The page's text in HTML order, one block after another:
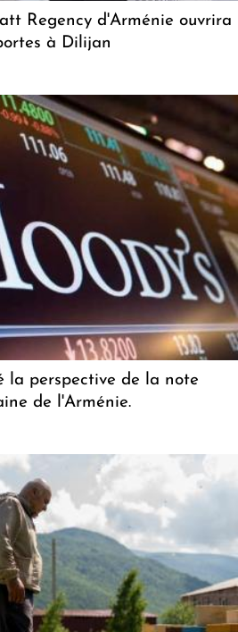
Regency d'Arménie ouvrira
à Dilijan
la perspective de la note
de l'Arménie.